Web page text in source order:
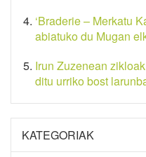
‘Braderie – Merkatu
abiatuko du Mugan
Irun Zuzenean
ditu urriko bost
KATEGORIAK